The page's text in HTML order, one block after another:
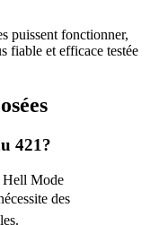
puissent fonctionner,
fiable et efficace testée
421?
Hell Mode
des